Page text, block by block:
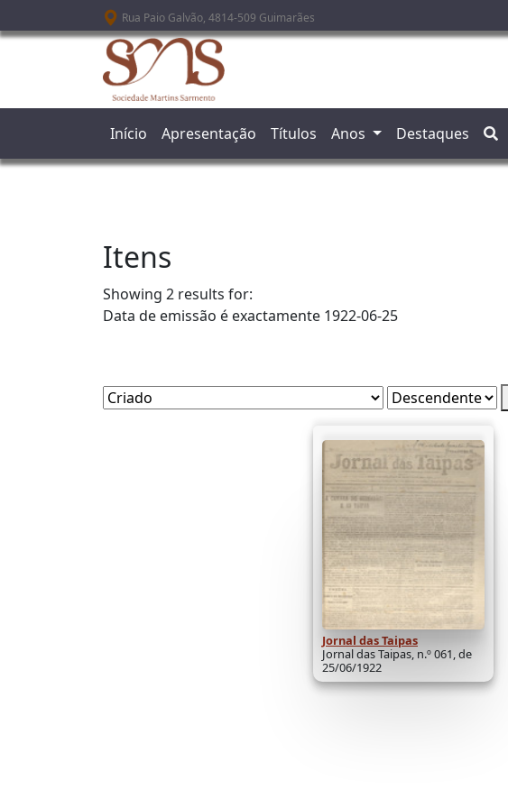
Passar para o conteúdo principal
Rua Paio Galvão, 4814-509 Guimarães
Início Apresentação Títulos Anos Destaques
Itens
Showing 2 results for:
Data de emissão é exactamente 1922-06-25
Jornal das Taipas
Jornal das Taipas, n.º 061, de
25/06/1922